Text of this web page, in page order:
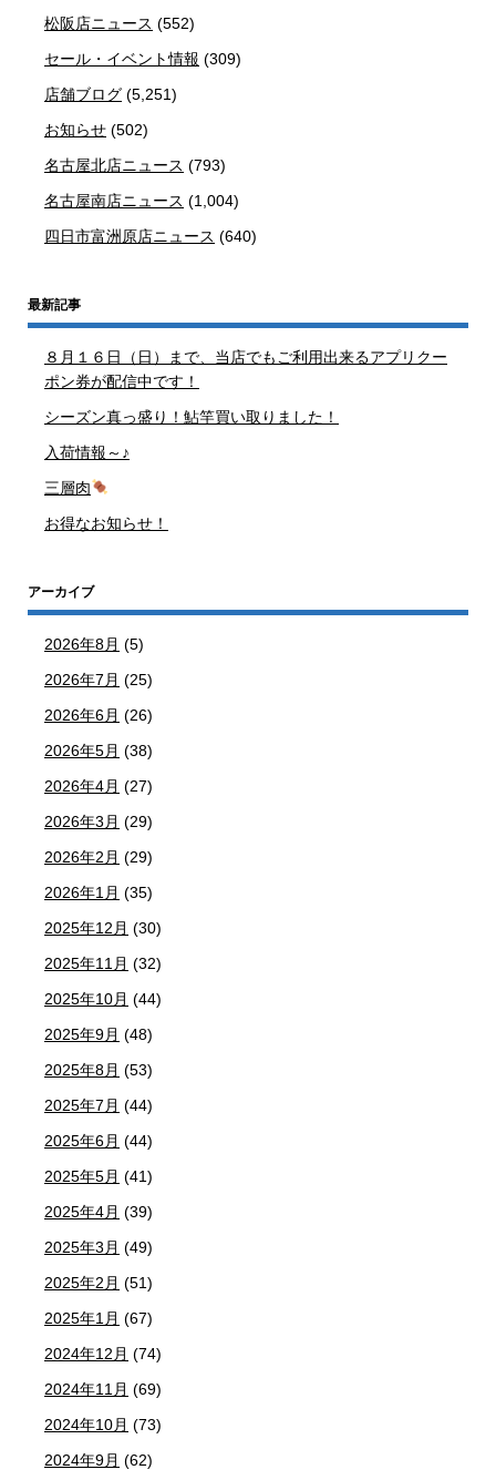
松阪店ニュース (552)
セール・イベント情報 (309)
店舗ブログ (5,251)
お知らせ (502)
名古屋北店ニュース (793)
名古屋南店ニュース (1,004)
四日市富洲原店ニュース (640)
最新記事
８月１６日（日）まで、当店でもご利用出来るアプリクー
ポン券が配信中です！
シーズン真っ盛り！鮎竿買い取りました！
入荷情報～♪
三層肉
お得なお知らせ！
アーカイブ
2026年8月 (5)
2026年7月 (25)
2026年6月 (26)
2026年5月 (38)
2026年4月 (27)
2026年3月 (29)
2026年2月 (29)
2026年1月 (35)
2025年12月 (30)
2025年11月 (32)
2025年10月 (44)
2025年9月 (48)
2025年8月 (53)
2025年7月 (44)
2025年6月 (44)
2025年5月 (41)
2025年4月 (39)
2025年3月 (49)
2025年2月 (51)
2025年1月 (67)
2024年12月 (74)
2024年11月 (69)
2024年10月 (73)
2024年9月 (62)